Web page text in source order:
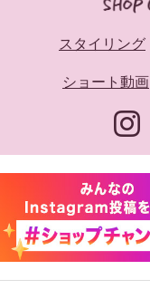
スタイリング
ショート動画